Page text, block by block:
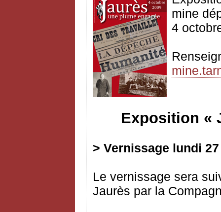
mine
4
Exposition «
> Vernissage lundi
Le vernissage sera
Jaurès par la